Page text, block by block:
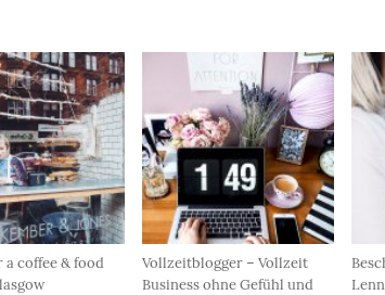
a coffee & food
Vollzeitblogger – Vollzeit
Business ohne Gefühl und